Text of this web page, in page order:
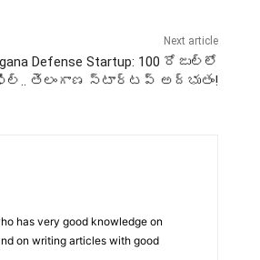
Next article
Defense Startup: 100 రోజుల్లో
తెలంగాణ స్టార్టప్‌ అద్భుతం!
has very good knowledge on
on writing articles with good